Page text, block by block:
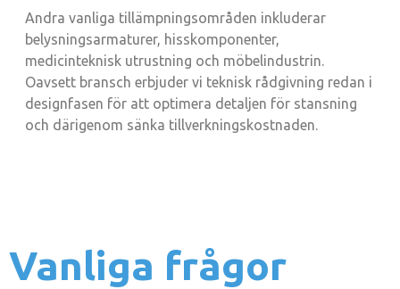
Andra vanliga tillämpningsområden inkluderar
belysningsarmaturer, hisskomponenter,
medicinteknisk utrustning och möbelindustrin.
Oavsett bransch erbjuder vi teknisk rådgivning redan i
designfasen för att optimera detaljen för stansning
och därigenom sänka tillverkningskostnaden.
Vanliga frågor